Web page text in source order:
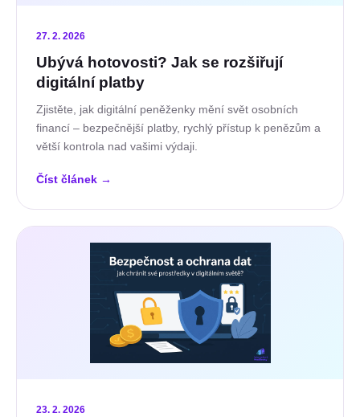
27. 2. 2026
Ubývá hotovosti? Jak se rozšiřují
digitální platby
Zjistěte, jak digitální peněženky mění svět osobních
financí – bezpečnější platby, rychlý přístup k penězům a
větší kontrola nad vašimi výdaji.
Číst článek →
23. 2. 2026